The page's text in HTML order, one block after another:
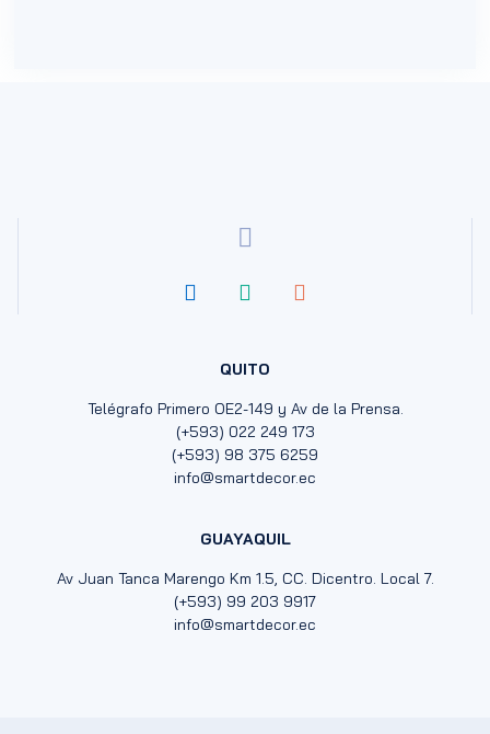
QUITO
Telégrafo Primero OE2-149 y Av de la Prensa.
(+593) 022 249 173
(+593) 98 375 6259
info@smartdecor.ec
GUAYAQUIL
Av Juan Tanca Marengo Km 1.5, CC. Dicentro. Local 7.
(+593) 99 203 9917
info@smartdecor.ec